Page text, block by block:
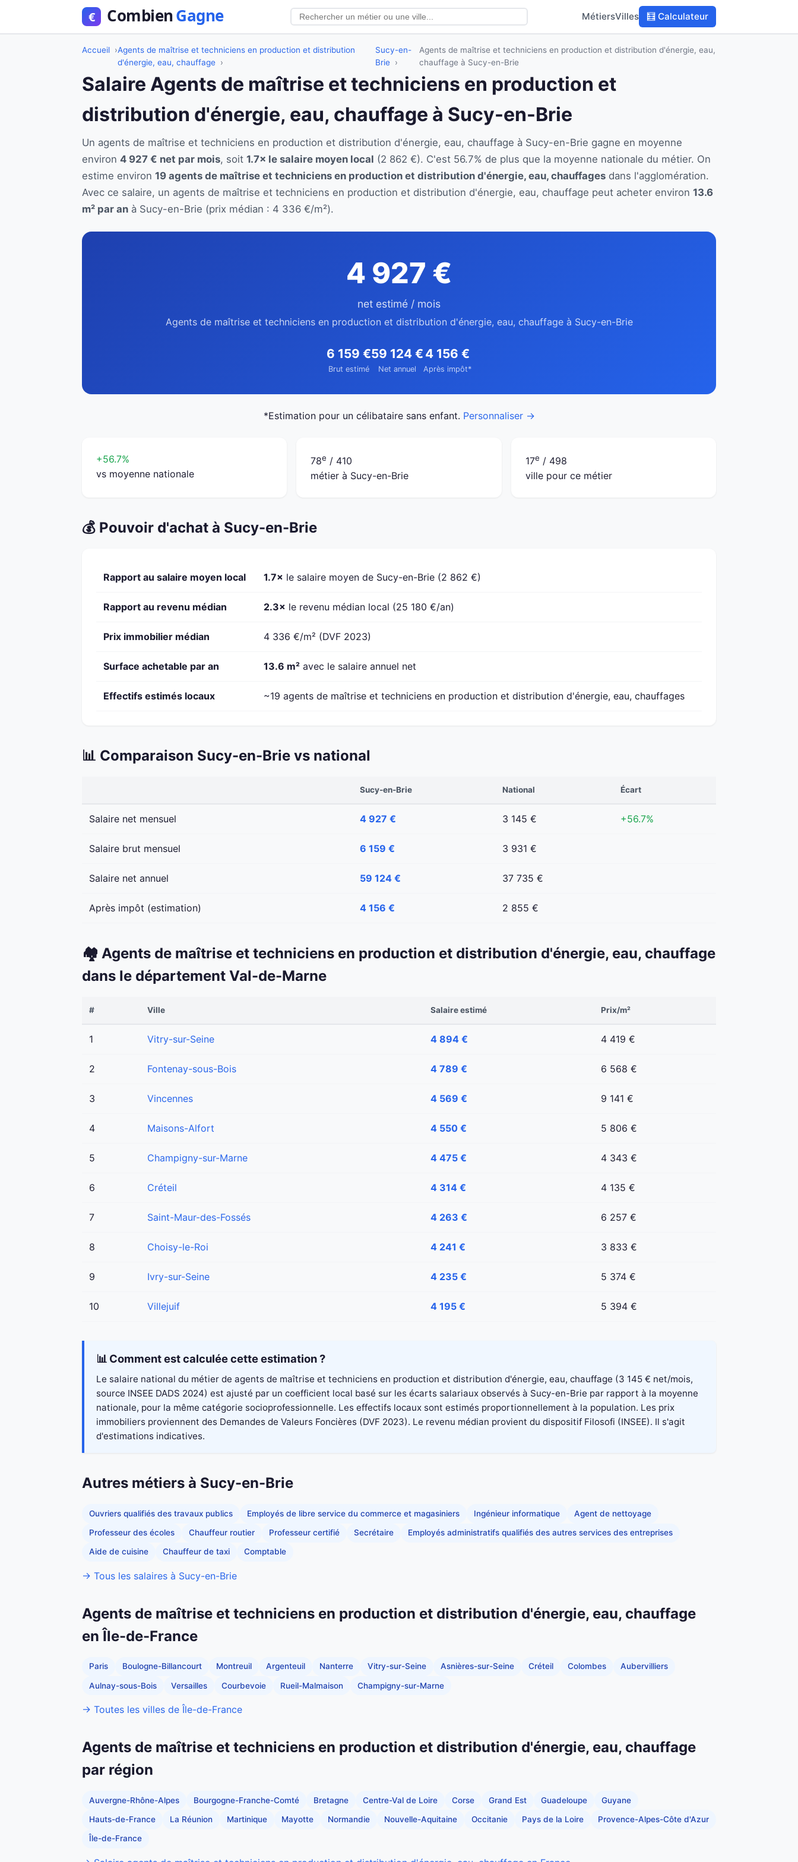
MétiersVilles 🧮 Calculateur
Accueil
Agents de maîtrise et techniciens en production et distribution
d'énergie, eau, chauffage
Sucy-en-
Brie
Agents de maîtrise et techniciens en production et distribution d'énergie, eau,
chauffage à Sucy-en-Brie
Salaire Agents de maîtrise et techniciens en production et
distribution d'énergie, eau, chauffage à Sucy-en-Brie
Un agents de maîtrise et techniciens en production et distribution d'énergie, eau, chauffage à Sucy-en-Brie gagne en moyenne
environ 4 927 € net par mois, soit 1.7× le salaire moyen local (2 862 €). C'est 56.7% de plus que la moyenne nationale du métier. On
estime environ 19 agents de maîtrise et techniciens en production et distribution d'énergie, eau, chauffages dans l'agglomération.
Avec ce salaire, un agents de maîtrise et techniciens en production et distribution d'énergie, eau, chauffage peut acheter environ 13.6
m² par an à Sucy-en-Brie (prix médian : 4 336 €/m²).
4 927 €
net estimé / mois
Agents de maîtrise et techniciens en production et distribution d'énergie, eau, chauffage à Sucy-en-Brie
6 159 €
Brut estimé
59 124 €
Net annuel
4 156 €
Après impôt*
*Estimation pour un célibataire sans enfant. Personnaliser →
+56.7%
vs moyenne nationale
78e / 410
métier à Sucy-en-Brie
17e / 498
ville pour ce métier
💰 Pouvoir d'achat à Sucy-en-Brie
Rapport au salaire moyen local 1.7× le salaire moyen de Sucy-en-Brie (2 862 €)
Rapport au revenu médian 2.3× le revenu médian local (25 180 €/an)
Prix immobilier médian 4 336 €/m² (DVF 2023)
Surface achetable par an 13.6 m² avec le salaire annuel net
Effectifs estimés locaux ~19 agents de maîtrise et techniciens en production et distribution d'énergie, eau, chauffages
📊 Comparaison Sucy-en-Brie vs national
Sucy-en-Brie National Écart
Salaire net mensuel 4 927 € 3 145 € +56.7%
Salaire brut mensuel 6 159 € 3 931 €
Salaire net annuel 59 124 € 37 735 €
Après impôt (estimation) 4 156 € 2 855 €
🏘️ Agents de maîtrise et techniciens en production et distribution d'énergie, eau, chauffage
dans le département Val-de-Marne
# Ville Salaire estimé Prix/m²
1 Vitry-sur-Seine 4 894 € 4 419 €
2 Fontenay-sous-Bois 4 789 € 6 568 €
3 Vincennes 4 569 € 9 141 €
4 Maisons-Alfort 4 550 € 5 806 €
5 Champigny-sur-Marne 4 475 € 4 343 €
6 Créteil 4 314 € 4 135 €
7 Saint-Maur-des-Fossés 4 263 € 6 257 €
8 Choisy-le-Roi 4 241 € 3 833 €
9 Ivry-sur-Seine 4 235 € 5 374 €
10 Villejuif 4 195 € 5 394 €
📊 Comment est calculée cette estimation ?
Le salaire national du métier de agents de maîtrise et techniciens en production et distribution d'énergie, eau, chauffage (3 145 € net/mois,
source INSEE DADS 2024) est ajusté par un coefficient local basé sur les écarts salariaux observés à Sucy-en-Brie par rapport à la moyenne
nationale, pour la même catégorie socioprofessionnelle. Les effectifs locaux sont estimés proportionnellement à la population. Les prix
immobiliers proviennent des Demandes de Valeurs Foncières (DVF 2023). Le revenu médian provient du dispositif Filosofi (INSEE). Il s'agit
d'estimations indicatives.
Autres métiers à Sucy-en-Brie
Ouvriers qualifiés des travaux publics Employés de libre service du commerce et magasiniers Ingénieur informatique Agent de nettoyage
Professeur des écoles Chauffeur routier Professeur certifié Secrétaire Employés administratifs qualifiés des autres services des entreprises
Aide de cuisine Chauffeur de taxi Comptable
→ Tous les salaires à Sucy-en-Brie
Agents de maîtrise et techniciens en production et distribution d'énergie, eau, chauffage
en Île-de-France
Paris Boulogne-Billancourt Montreuil Argenteuil Nanterre Vitry-sur-Seine Asnières-sur-Seine Créteil Colombes Aubervilliers
Aulnay-sous-Bois Versailles Courbevoie Rueil-Malmaison Champigny-sur-Marne
→ Toutes les villes de Île-de-France
Agents de maîtrise et techniciens en production et distribution d'énergie, eau, chauffage
par région
Auvergne-Rhône-Alpes Bourgogne-Franche-Comté Bretagne Centre-Val de Loire Corse Grand Est Guadeloupe Guyane
Hauts-de-France La Réunion Martinique Mayotte Normandie Nouvelle-Aquitaine Occitanie Pays de la Loire Provence-Alpes-Côte d'Azur
Île-de-France